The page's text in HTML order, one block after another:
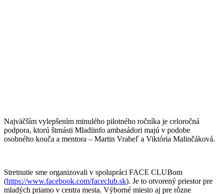
Najväčším vylepšením minulého pilotného ročníka je celoročná
podpora, ktorú štrnásti Mladiinfo ambasádori majú v podobe
osobného kouča a mentora – Martin Vrabeľ a Viktória Malinčáková.
Stretnutie sme organizovali v spolupráci FACE CLUBom
(https://www.facebook.com/faceclub.sk). Je to otvorený priestor pre
mladých priamo v centra mesta. Výborné miesto aj pre rôzne